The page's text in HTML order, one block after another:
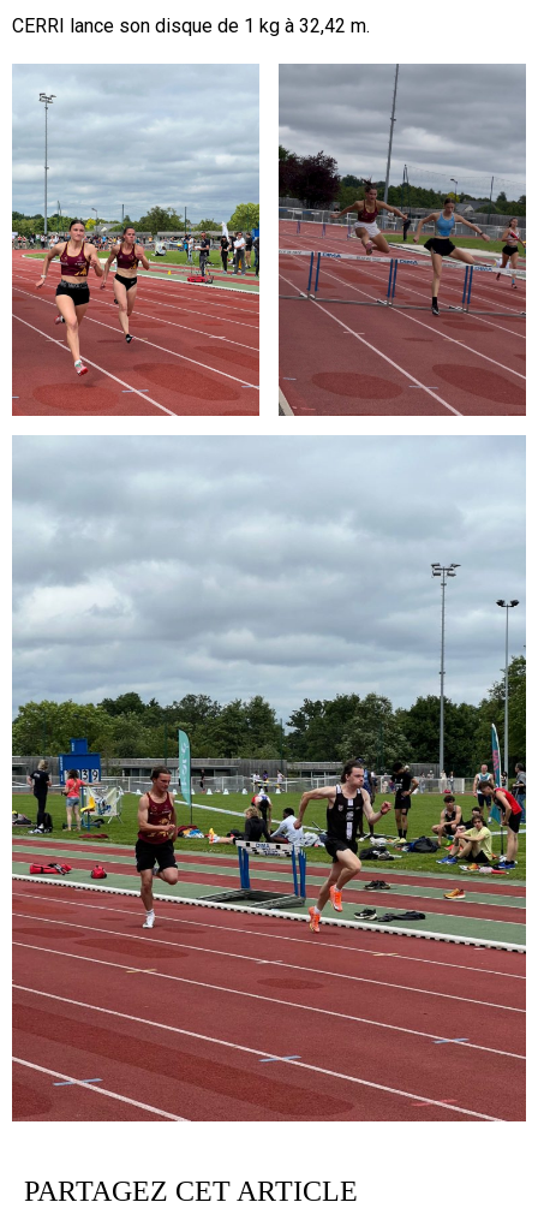
CERRI lance son disque de 1 kg à 32,42 m.
PARTAGEZ CET ARTICLE